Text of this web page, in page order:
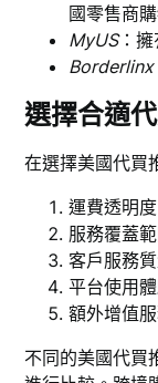
國零售商
MyUS：
Borderlinx
選擇合適
在選擇美國代買
運費透明度
服務覆蓋
客戶服務
平台使用
額外增值
不同的美國代買